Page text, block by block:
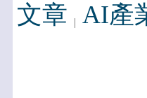
文章 AI產